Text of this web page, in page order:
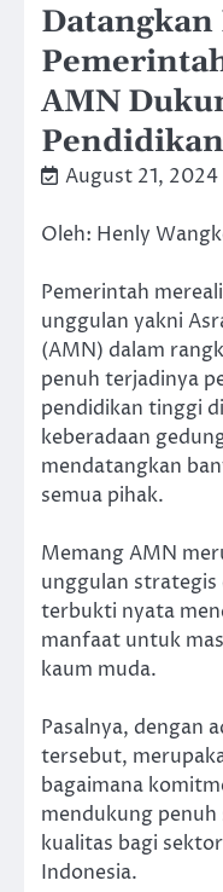
Datangkan
AMN
August 21, 2024
Oleh: Henly
Pemerintah
unggulan yakni
(AMN) dalam
penuh terjadinya
pendidikan tinggi
keberadaan
mendatangkan
semua pihak.
Memang AMN
unggulan
terbukti nyata
manfaat untuk
kaum muda.
Pasalnya, dengan
tersebut,
bagaimana
mendukung
kualitas bagi
Indonesia.